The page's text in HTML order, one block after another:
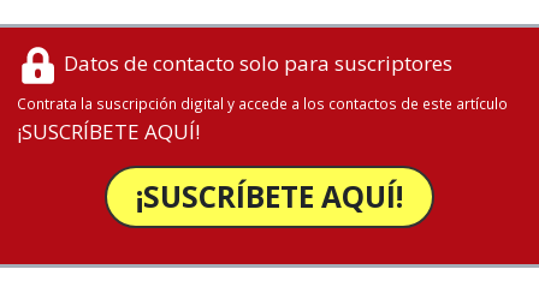
Datos de contacto solo para suscriptores
Contrata la suscripción digital y accede a los contactos de este artículo
¡SUSCRÍBETE AQUÍ!
¡SUSCRÍBETE AQUÍ!